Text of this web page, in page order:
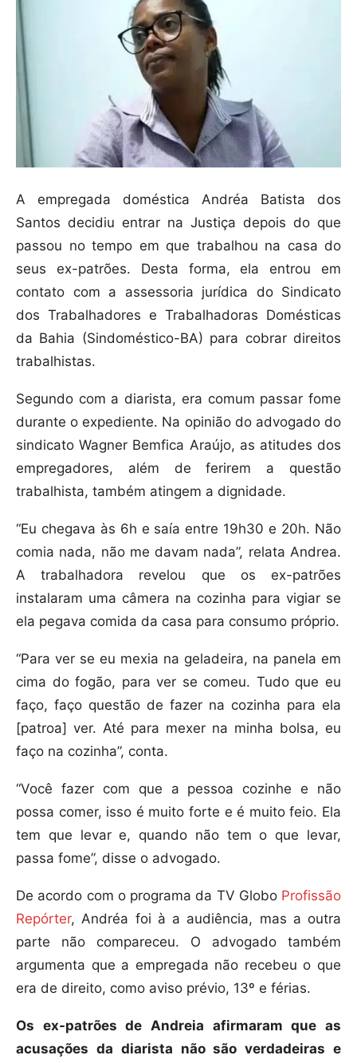
A empregada doméstica Andréa Batista dos
Santos decidiu entrar na Justiça depois do que
passou no tempo em que trabalhou na casa do
seus ex-patrões. Desta forma, ela entrou em
contato com a assessoria jurídica do Sindicato
dos Trabalhadores e Trabalhadoras Domésticas
da Bahia (Sindoméstico-BA) para cobrar direitos
trabalhistas.
Segundo com a diarista, era comum passar fome
durante o expediente. Na opinião do advogado do
sindicato Wagner Bemfica Araújo, as atitudes dos
empregadores, além de ferirem a questão
trabalhista, também atingem a dignidade.
“Eu chegava às 6h e saía entre 19h30 e 20h. Não
comia nada, não me davam nada”, relata Andrea.
A trabalhadora revelou que os ex-patrões
instalaram uma câmera na cozinha para vigiar se
ela pegava comida da casa para consumo próprio.
“Para ver se eu mexia na geladeira, na panela em
cima do fogão, para ver se comeu. Tudo que eu
faço, faço questão de fazer na cozinha para ela
[patroa] ver. Até para mexer na minha bolsa, eu
faço na cozinha”, conta.
“Você fazer com que a pessoa cozinhe e não
possa comer, isso é muito forte e é muito feio. Ela
tem que levar e, quando não tem o que levar,
passa fome”, disse o advogado.
De acordo com o programa da TV Globo Profissão
Repórter, Andréa foi à a audiência, mas a outra
parte não compareceu. O advogado também
argumenta que a empregada não recebeu o que
era de direito, como aviso prévio, 13º e férias.
Os ex-patrões de Andreia afirmaram que as
acusações da diarista não são verdadeiras e